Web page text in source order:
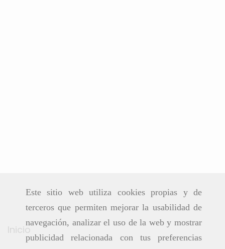
Este sitio web utiliza cookies propias y de
terceros que permiten mejorar la usabilidad de
navegación, analizar el uso de la web y mostrar
publicidad relacionada con tus preferencias
Inicio